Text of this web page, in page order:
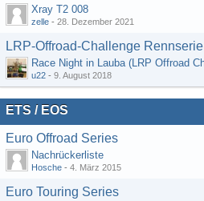
Xray T2 008
zelle - 28. Dezember 2021
LRP-Offroad-Challenge Rennserie
u22 - 9. August 2018
ETS / EOS
Euro Offroad Series
Nachrückerliste
Hosche - 4. März 2015
Euro Touring Series